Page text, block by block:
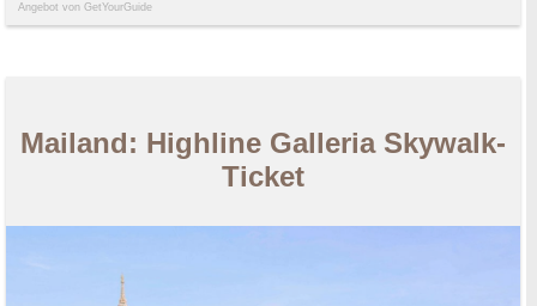
Angebot von GetYourGuide
Mailand: Highline Galleria Skywalk-
Ticket